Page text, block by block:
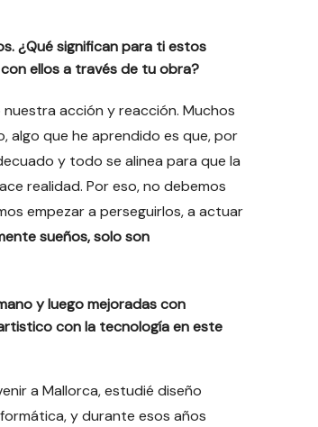
¿Qué significan para ti estos
ellos a través de tu obra?
acción y reacción. Muchos
algo que he aprendido es que, por
y todo se alinea para que la
realidad. Por eso, no debemos
empezar a perseguirlos, a actuar
sueños, solo son
y luego mejoradas con
con la tecnología en este
a Mallorca, estudié diseño
y durante esos años